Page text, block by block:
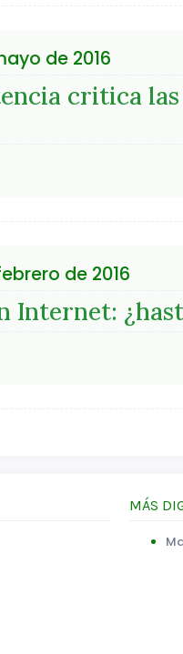
de 2016
critica
de 2016
Internet:
MÁS